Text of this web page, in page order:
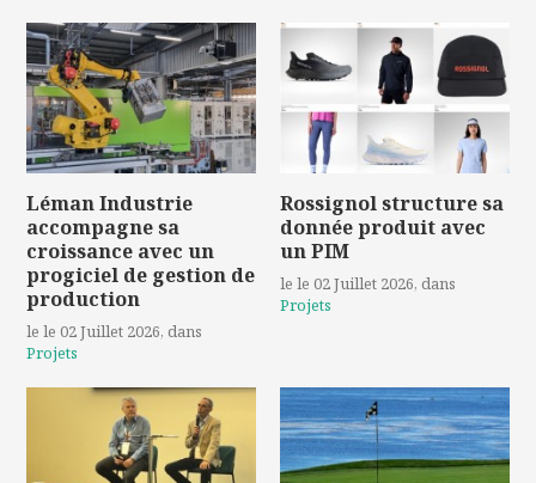
Léman Industrie
accompagne sa
croissance avec un
progiciel de gestion de
production
le le 02 Juillet 2026, dans
Projets
Rossignol structure sa
donnée produit avec
un PIM
le le 02 Juillet 2026, dans
Projets